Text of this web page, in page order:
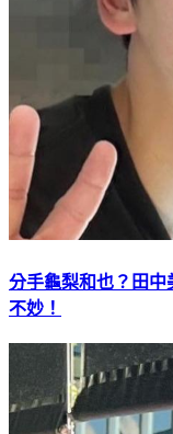
分手龜梨和也？田
不妙！